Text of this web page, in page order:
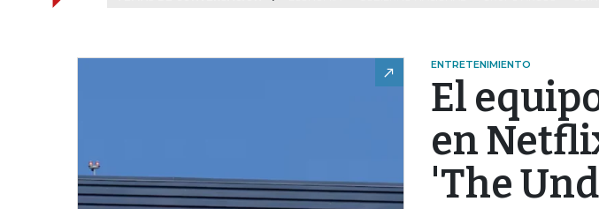
ENTRETENIMIENTO
El
en
'The